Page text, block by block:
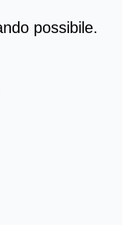
possibile.